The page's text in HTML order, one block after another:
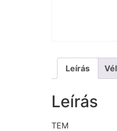
Leírás
Leírás
TEM